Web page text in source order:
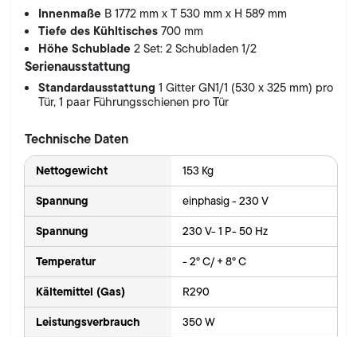
Innenmaße B 1772 mm x T 530 mm x H 589 mm
Tiefe des Kühltisches700 mm
Höhe Schublade2 Set: 2 Schubladen 1/2
Serienausstattung
Standardausstattung1 Gitter GN1/1 (530 x 325 mm) pro
Tür, 1 paar Führungsschienen pro Tür
Technische Daten
Nettogewicht 153 Kg
Spannung einphasig - 230 V
Spannung 230 V- 1 P- 50 Hz
Temperatur - 2° C/ + 8° C
Kältemittel (Gas) R290
Leistungsverbrauch 350 W